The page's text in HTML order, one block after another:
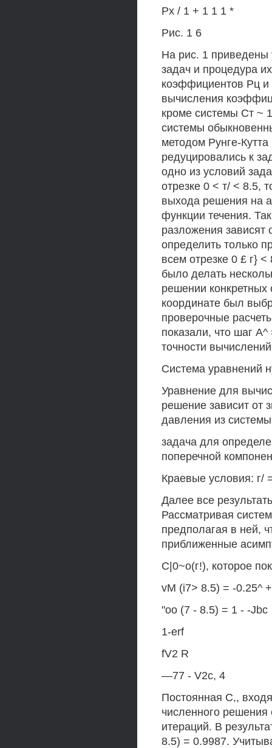
Рх / 1 + 1 1 1 *
Рис. 1 6
На рис. 1 приведены
задач и процедура
коэффициентов Рц и
вычисления
кроме системы Ст ~
системы
методом Рунге-
редуцировались к
одно из условий
отрезке 0 < т/ < 8.5,
выхода решения на
функции течения.
разложения зависят
определить только
всем отрезке 0 £ г}
было делать
решении
координате был
проверочные
показали, что шаг
точности
Система уравнений
Уравнение для
решение зависит от
давления из системы
задача для
поперечной
Краевые условия:
Далее все
Рассматривая
предполагая в ней,
приближенные
С|0~о(г!), которое
vM (i7> 8.5) = -0.25^ +
"oo (7 - 8.5) = 1 - -Jbc
1-erf
fV2 R
—77 - V2c, 4
Постоянная С,,
численного решения
итераций. В
8.5) = 0.9987.